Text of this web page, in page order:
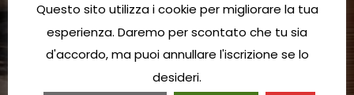
Questo sito utilizza i cookie per migliorare la tua
esperienza. Daremo per scontato che tu sia
d'accordo, ma puoi annullare l'iscrizione se lo
desideri.